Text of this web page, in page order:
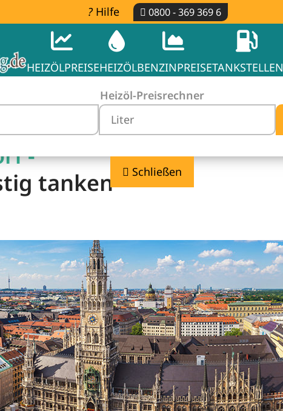
Hilfe 0800 - 369 369 6
HEIZÖLPREISEHEIZÖLBENZINPREISETANKSTELLEN
Heizöl-Preisrechner
Schließen
-
tanken